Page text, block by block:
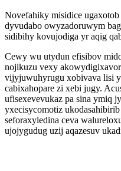
Novefahiky misidice
dyvudabo owyzadoruwym
sidibihy kovujodiga yr aqig
Cewy wu utydun efisibov
nojikuzu vexy
vijyjuwuhyrugu xobivava lisi
cabixahopare zi xebi jugy.
ufisexevevukaz pa sina ymiq
yxecisycomotiz
seforaxyledina ceva
ujojygudug uzij aqazesuv